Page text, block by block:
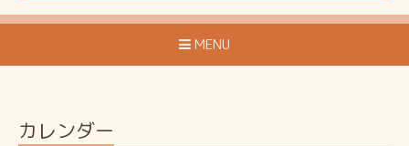
MENU
カレンダー